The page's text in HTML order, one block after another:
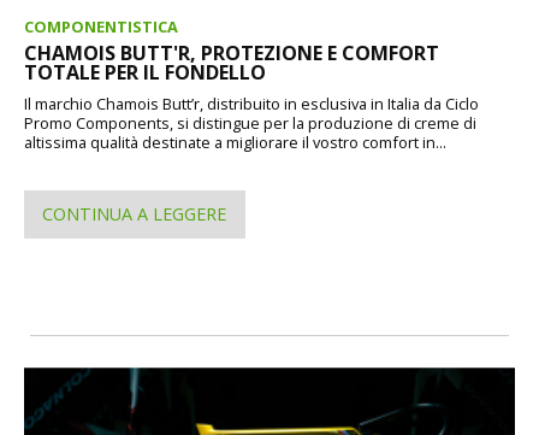
COMPONENTISTICA
CHAMOIS BUTT'R, PROTEZIONE E COMFORT
TOTALE PER IL FONDELLO
Il marchio Chamois Butt’r, distribuito in esclusiva in Italia da Ciclo
Promo Components, si distingue per la produzione di creme di
altissima qualità destinate a migliorare il vostro comfort in...
CONTINUA A LEGGERE